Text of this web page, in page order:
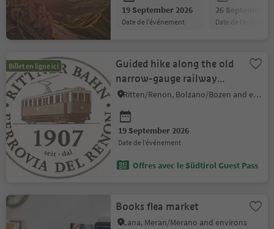
19 September 2026
date de l’événement
26 September
date de
Billet en ligne ici
Guided hike along the old
narrow-gauge railway
route
Ritten/Renon, Bolzano/Bozen and environs
19 September 2026
date de l’événement
Offres avec le Südtirol Guest Pass
Books flea market
Lana, Meran/Merano and environs